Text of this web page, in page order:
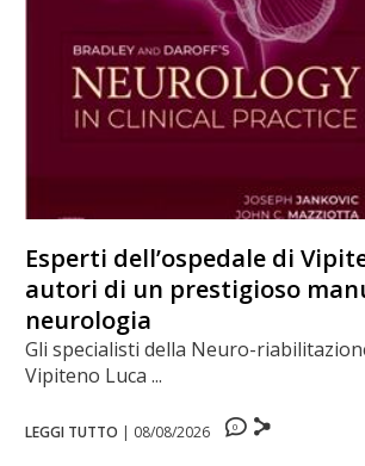
Esperti dell’ospedale di
autori di un prestigioso
neurologia
Gli specialisti della Neuro-
Vipiteno Luca ...
LEGGI TUTTO | 08/08/2026 0